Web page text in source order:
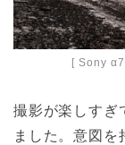
[ Sony
撮影が楽しすぎ
ました。意図を